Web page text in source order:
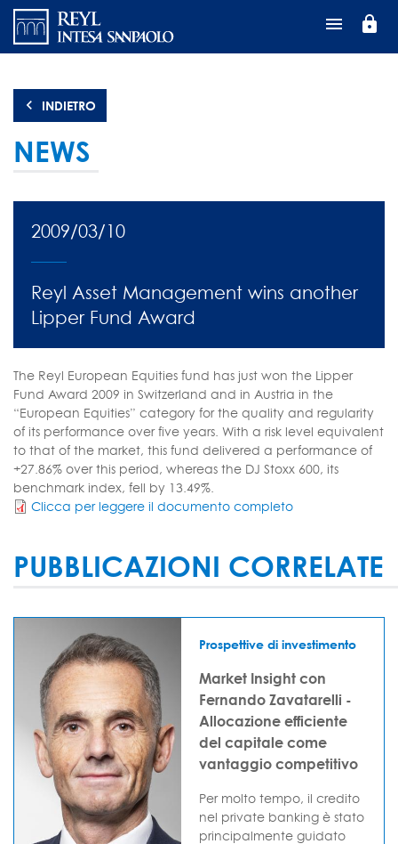
Salta
contenuto
lock
INDIETRO
NEWS
2009/03/10
Reyl Asset Management wins another
Lipper Fund Award
The Reyl European Equities fund has just won the Lipper
Fund Award 2009 in Switzerland and in Austria in the
“European Equities” category for the quality and regularity
of its performance over five years. With a risk level equivalent
to that of the market, this fund delivered a performance of
+27.86% over this period, whereas the DJ Stoxx 600, its
benchmark index, fell by 13.49%.
Clicca per leggere il documento completo
PUBBLICAZIONI CORRELATE
Prospettive di investimento
Market Insight con
Fernando Zavatarelli -
Allocazione efficiente
del capitale come
vantaggio competitivo
Per molto tempo, il credito
nel private banking è stato
principalmente guidato